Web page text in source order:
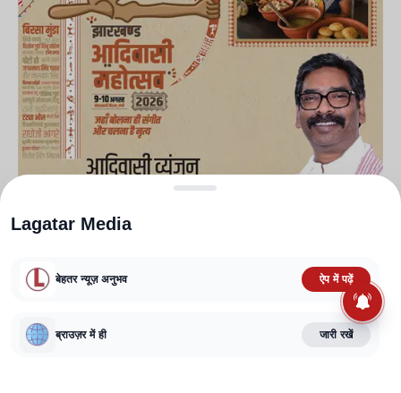
Lagatar Media
बेहतर न्यूज़ अनुभव ऐप में पढ़ें
ब्राउज़र में ही जारी रखें